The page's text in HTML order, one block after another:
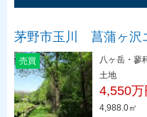
茅野市玉川 菖蒲ヶ沢
売買
八ヶ岳・蓼
土地
4,550万
4,988.0㎡